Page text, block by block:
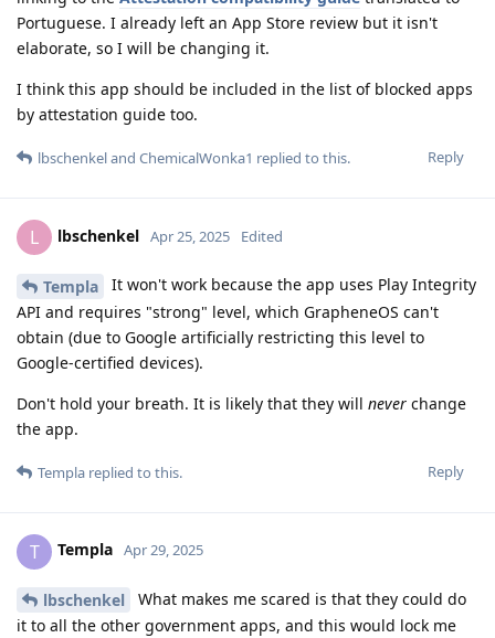
Portuguese. I already left an App Store review but it isn't
elaborate, so I will be changing it.
I think this app should be included in the list of blocked apps
by attestation guide too.
Reply
lbschenkeland ChemicalWonka1 replied to this.
L lbschenkel Apr 25, 2025 Edited
Templa
It won't work because the app uses Play Integrity
API and requires "strong" level, which GrapheneOS can't
obtain (due to Google artificially restricting this level to
Google-certified devices).
Don't hold your breath. It is likely that they will never change
the app.
Reply
Templa replied to this.
T Templa Apr 29, 2025
lbschenkel
What makes me scared is that they could do
it to all the other government apps, and this would lock me